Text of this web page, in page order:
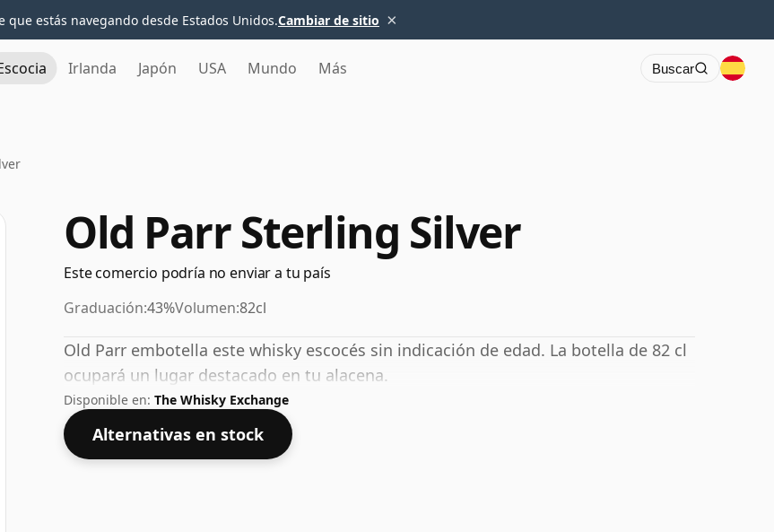
que estás navegando desde Estados Unidos.Cambiar de sitio ×
Irlanda Japón USA Mundo Más Buscar
Old Parr Sterling Silver
Este comercio podría no enviar a tu país
Graduación:43%Volumen:82cl
Old Parr embotella este whisky escocés sin indicación de edad. La botella de 82 cl
ocupará un lugar destacado en tu alacena.
Disponible en: The Whisky Exchange
Alternativas en stock